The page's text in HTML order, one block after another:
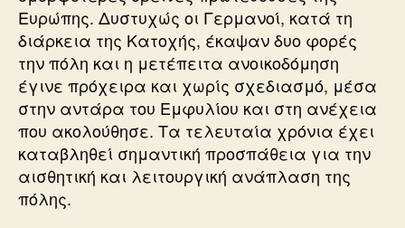
Ευρώπης. Δυστυχώς οι Γερμανοί, κατά τη
διάρκεια της Κατοχής, έκαψαν δυο φορές
την πόλη και η μετέπειτα ανοικοδόμηση
έγινε πρόχειρα και χωρίς σχεδιασμό, μέσα
στην αντάρα του Εμφυλίου και στη ανέχεια
που ακολούθησε. Τα τελευταία χρόνια έχει
καταβληθεί σημαντική προσπάθεια για την
αισθητική και λειτουργική ανάπλαση της
πόλης.